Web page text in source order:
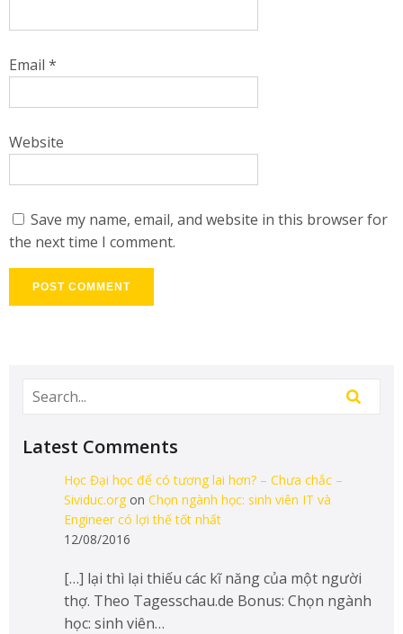
Email *
Website
Save my name, email, and website in this browser for
the next time I comment.
Latest Comments
Học Đại học để có tương lai hơn? – Chưa chắc –
Sividuc.orgon Chọn ngành học: sinh viên IT và
Engineer có lợi thế tốt nhất
12/08/2016
[…] lại thì lại thiếu các kĩ năng của một người
thợ. Theo Tagesschau.de Bonus: Chọn ngành
học: sinh viên…